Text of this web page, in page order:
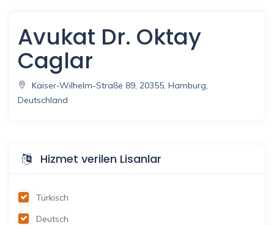
Avukat Dr. Oktay
Caglar
Kaiser-Wilhelm-Straße 89, 20355, Hamburg,
Deutschland
Hizmet verilen Lisanlar
Türkisch
Deutsch